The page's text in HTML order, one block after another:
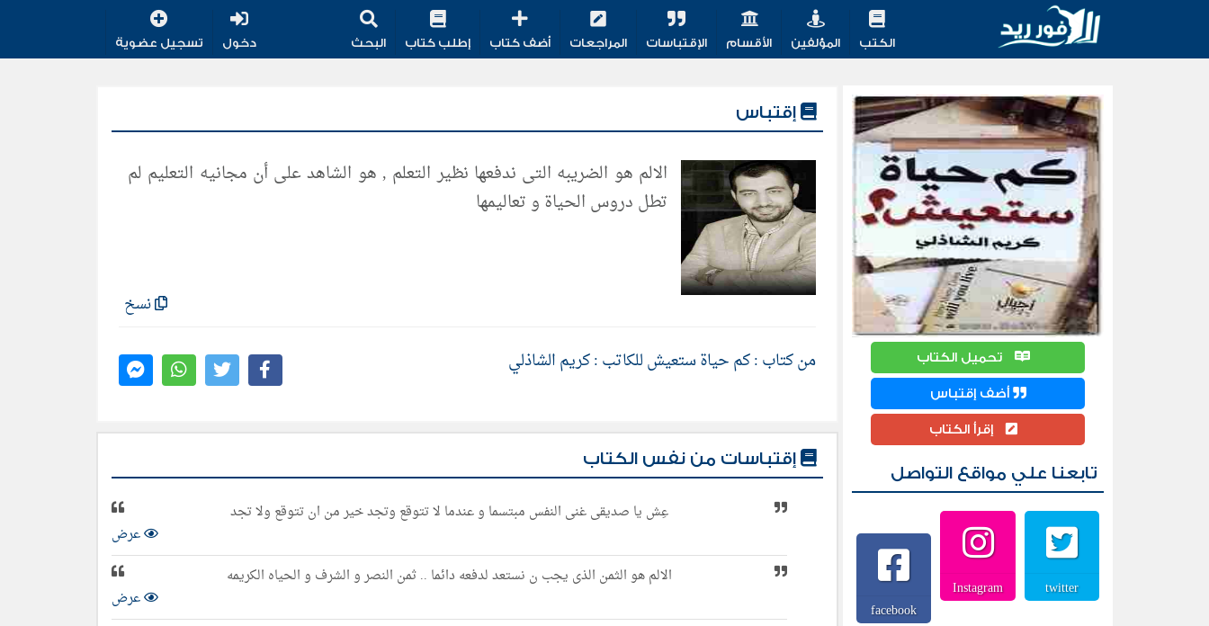
الكتب المؤلفين الأقسام الإقتباسات المراجعات أضف كتاب إطلب كتاب البحث دخول تسجيل عضوية
إقتباس
الالم هو الضريبه التى ندفعها نظير التعلم , هو الشاهد على أن مجانيه التعليم لم
تطل دروس الحياة و تعاليمها
نسخ
من كتاب : كم حياة ستعيش للكاتب : كريم الشاذلي
إقتباسات من نفس الكتاب
عِش يا صديقى غنى النفس مبتسما و عندما لا تتوقع وتجد خير من ان تتوقع ولا تجد
عرض
الالم هو الثمن الذى يجب ن نستعد لدفعه دائما .. ثمن النصر و الشرف و الحياه الكريمه
عرض
تحميل الكتاب
أضف إقتباس
إقرأ الكتاب
تابعنا علي مواقع التواصل
twitter
Instagram
facebook